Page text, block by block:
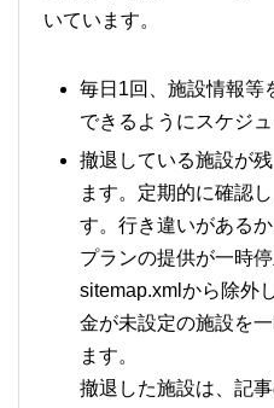
いています。
毎日1回、施設情報等
できるようにスケジ
撤退している施設が
ます。定期的に確認
す。行き違いがあるか
プランの提供が一時
sitemap.xmlから除外
金が未設定の施設を
ます。
撤退した施設は、記